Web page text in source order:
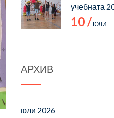
учебната
10 / ЮЛИ
АРХИВ
юли 2026